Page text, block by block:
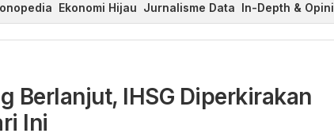
Ekonomi Hijau Jurnalisme Data In-Depth & Opini
Berlanjut, IHSG Diperkirakan
Ini